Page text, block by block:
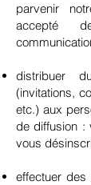
parvenir
accepté
distribuer
(invitations,
etc.) aux
de diffusion :
vous
effectuer